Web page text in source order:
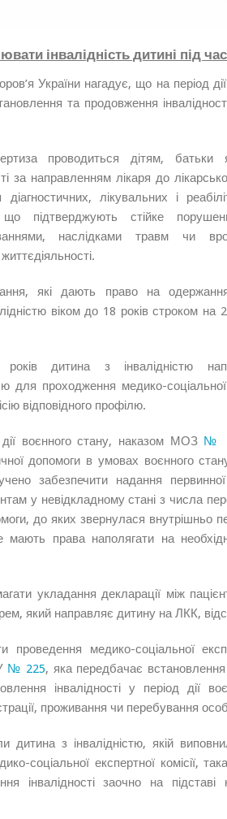
інвалідність дитині під
України нагадує, що на період
та продовження
проводиться дітям,
за направленням лікаря до
лікувальних і
що підтверджують стійке
наслідками травм чи
які дають право на
віком до 18 років строком на
дитина з інвалідністю
для проходження медико-
відповідного профілю.
воєнного стану, наказом МОЗ №
допомоги в умовах воєнного
забезпечити надання
у невідкладному стані з числа
до яких звернулася внутрішньо
мають права наполягати на
укладання декларації між
який направляє дитину на ЛКК,
проведення медико-соціальної
№ 225, яка передбачає встановлення
інвалідності у період дії
проживання чи перебування
дитина з інвалідністю, якій
соціальної експертної комісії,
інвалідності заочно на підставі